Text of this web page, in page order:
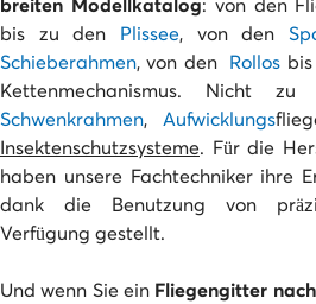
bis zu den Plissee, von den
Schieberahmen, von den Rollos
Kettenmechanismus. Nicht
Schwenkrahmen, Aufwicklungs
Insektenschutzsysteme. Für die
haben unsere Fachtechniker ihre
dank die Benutzung von
Verfügung gestellt.
Und wenn Sie ein Fliegengitter